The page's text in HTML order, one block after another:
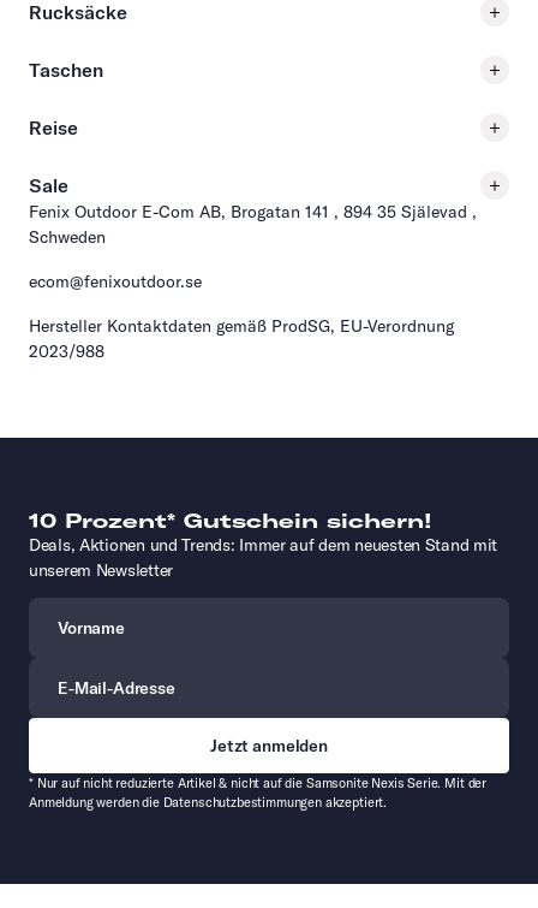
Rucksäcke
Taschen
Reise
Sale
Fenix Outdoor E-Com AB, Brogatan 141 , 894 35 Själevad ,
Schweden
ecom@fenixoutdoor.se
Hersteller Kontaktdaten gemäß ProdSG, EU-Verordnung
2023/988
10 Prozent* Gutschein sichern!
Deals, Aktionen und Trends: Immer auf dem neuesten Stand mit
unserem Newsletter
* Nur auf nicht reduzierte Artikel & nicht auf die Samsonite Nexis Serie. Mit der
Anmeldung werden die Datenschutzbestimmungen akzeptiert.